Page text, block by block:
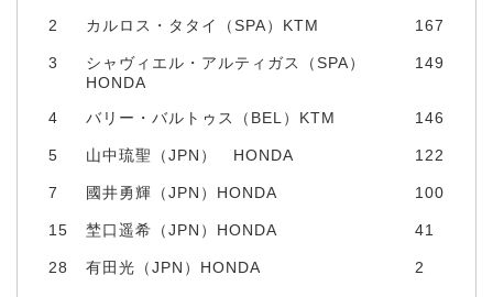
2 カルロス・タタイ（SPA）KTM 167
3
シャヴィエル・アルティガス（SPA）
HONDA
149
4 バリー・バルトゥス（BEL）KTM 146
5 山中琉聖（JPN） HONDA 122
7 國井勇輝（JPN）HONDA 100
15 埜口遥希（JPN）HONDA 41
28 有田光（JPN）HONDA 2